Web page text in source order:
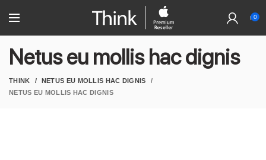
0
Netus eu mollis hac dignis
THINK
NETUS EU MOLLIS HAC DIGNIS
NETUS EU MOLLIS HAC DIGNIS